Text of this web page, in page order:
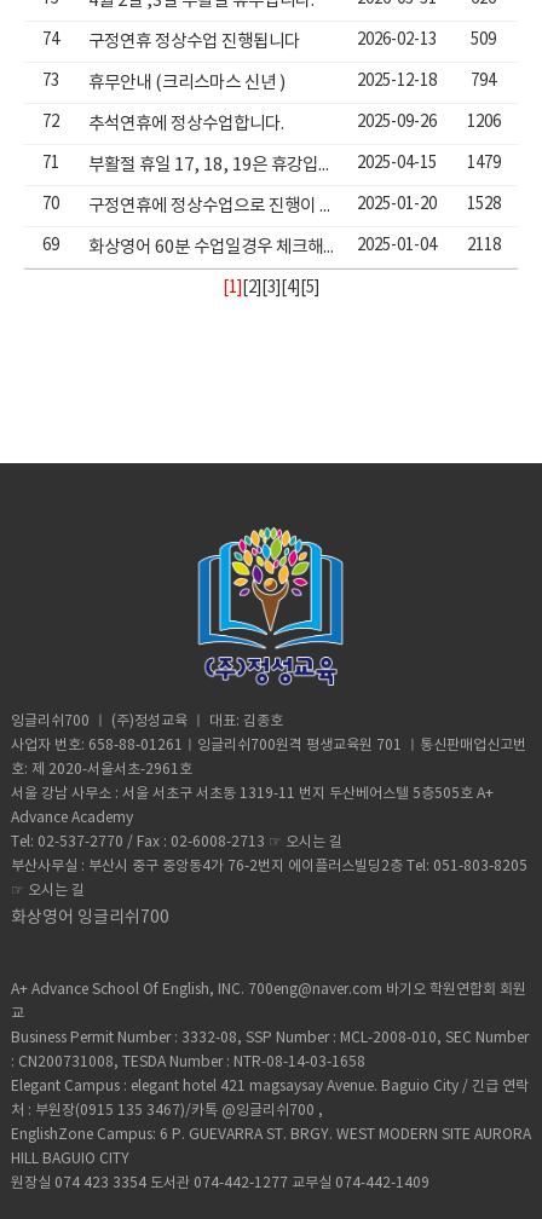
74 구정연휴 정상수업 진행됩니다 2026-02-13 509
73 휴무안내 (크리스마스 신년 ) 2025-12-18 794
72 추석연휴에 정상수업합니다. 2025-09-26 1206
71 부활절 휴일 17, 18, 19은 휴강입니다. 2025-04-15 1479
70 구정연휴에 정상수업으로 진행이 됩니다. 2025-01-20 1528
69 화상영어 60분 수업일경우 체크해야할 사항 2025-01-04 2118
[1] 2][ 3 4][ 5
잉글리쉬700 ㅣ (주)정성교육 ㅣ 대표: 김종호
사업자 번호: 658-88-01261ㅣ잉글리쉬700원격 평생교육원 701 ㅣ통신판매업신고번
호: 제 2020-서울서초-2961호
서울 강남 사무소 : 서울 서초구 서초동 1319-11 번지 두산베어스텔 5층505호 A+
Advance Academy
Tel: 02-537-2770 / Fax : 02-6008-2713 ☞ 오시는 길
부산사무실 : 부산시 중구 중앙동4가 76-2번지 에이플러스빌딩2층 Tel: 051-803-8205
☞ 오시는 길
화상영어 잉글리쉬700
A+ Advance School Of English, INC. 700eng@naver.com 바기오 학원연합회 회원
교
Business Permit Number : 3332-08, SSP Number : MCL-2008-010, SEC Number
: CN200731008, TESDA Number : NTR-08-14-03-1658
Elegant Campus : elegant hotel 421 magsaysay Avenue. Baguio City / 긴급 연락
처 : 부원장(0915 135 3467)/카톡 @잉글리쉬700 ,
EnglishZone Campus: 6 P. GUEVARRA ST. BRGY. WEST MODERN SITE AURORA
HILL BAGUIO CITY
원장실 074 423 3354 도서관 074-442-1277 교무실 074-442-1409